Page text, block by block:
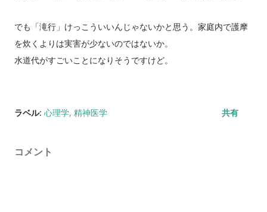
でも「滝行」けっこういいんじゃないかと思う。家庭内で護摩
を炊くよりは実害が少ないのではないか。
水道代がすごいことになりそうですけど。
ラベル: 心理学 精神医学 共有
コメント